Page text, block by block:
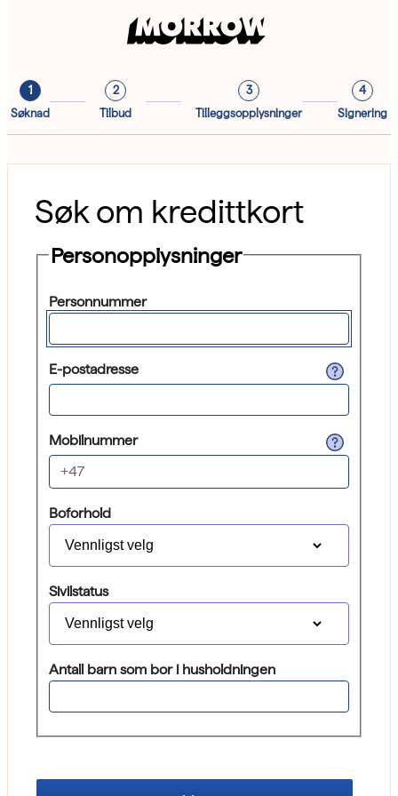
1
Søknad
2
Tilbud
3
Tilleggsopplysninger
4
Signering
Søk om kredittkort
Personopplysninger
Personnummer
E-postadresse
motta kommunikasjon på
Mobilnummer
Norsk telefonnummer, 8 siffer
+47
Boforhold
Sivilstatus
Antall barn som bor i husholdningen